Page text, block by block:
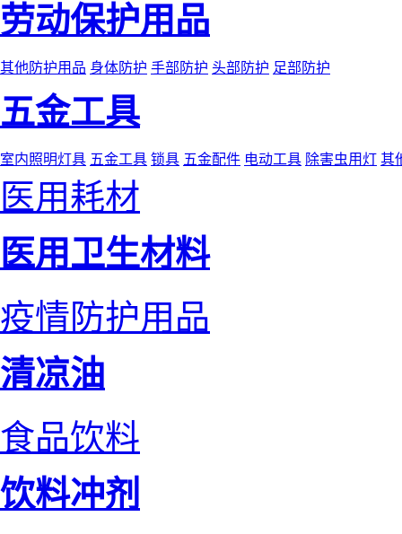
劳动保护用品
其他防护用品 身体防护 手部防护 头部防护 足部防护
五金工具
室内照明灯具 五金工具 锁具 五金配件 电动工具 除害虫用灯 其
医用耗材
医用卫生材料
疫情防护用品
清凉油
食品饮料
饮料冲剂